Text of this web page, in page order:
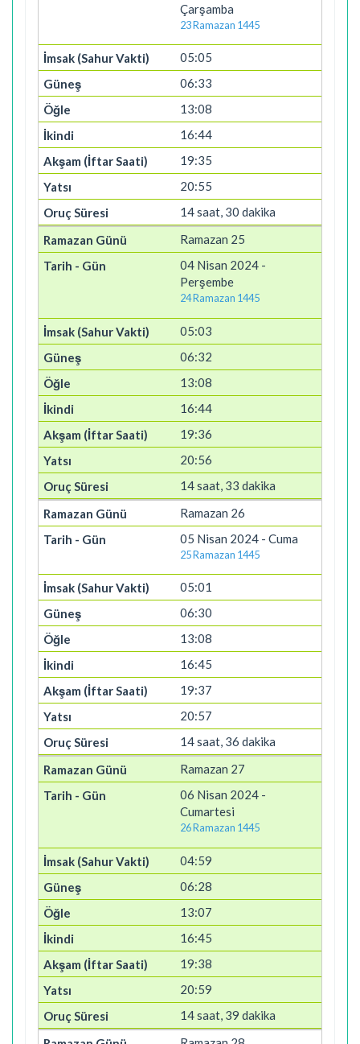
Çarşamba
23 Ramazan 1445
05:05
06:33
13:08
16:44
19:35
20:55
14 saat, 30 dakika
Ramazan 25
04 Nisan 2024 -
Perşembe
24 Ramazan 1445
05:03
06:32
13:08
16:44
19:36
20:56
14 saat, 33 dakika
Ramazan 26
05 Nisan 2024 - Cuma
25 Ramazan 1445
05:01
06:30
13:08
16:45
19:37
20:57
14 saat, 36 dakika
Ramazan 27
06 Nisan 2024 -
Cumartesi
26 Ramazan 1445
04:59
06:28
13:07
16:45
19:38
20:59
14 saat, 39 dakika